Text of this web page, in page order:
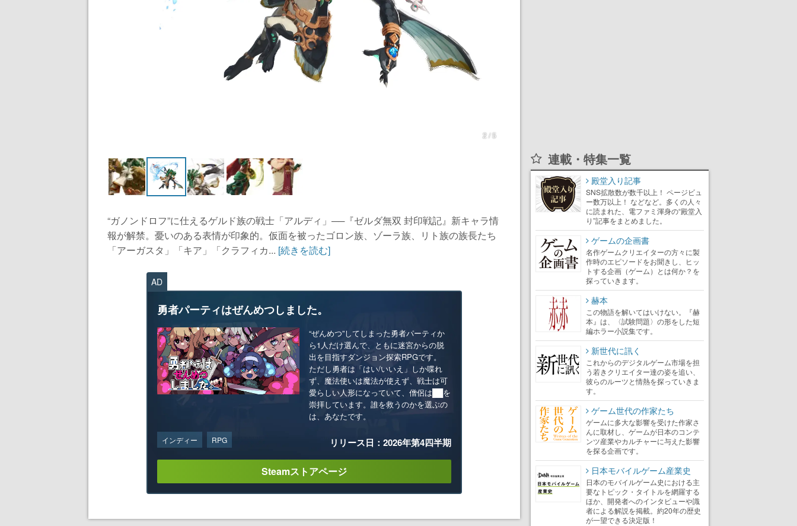
2 / 5
“ガノンドロフ”に仕えるゲルド族の戦士「アルディ」──『ゼルダ無双 封印戦記』新キャラ情
報が解禁。憂いのある表情が印象的。仮面を被ったゴロン族、ゾーラ族、リト族の族長たち
「アーガスタ」「キア」「クラフィカ... [続きを読む]
AD
勇者パーティはぜんめつしました。
“ぜんめつ”してしまった勇者パーティか
ら1人だけ選んで、ともに迷宮からの脱
出を目指すダンジョン探索RPGです。
ただし勇者は「はい/いいえ」しか喋れ
ず、魔法使いは魔法が使えず、戦士は可
愛らしい人形になっていて、僧侶は██を
崇拝しています。誰を救うのかを選ぶの
は、あなたです。
インディー RPG リリース日：2026年第4四半期
Steamストアページ
連載・特集一覧
殿堂入り記事
SNS拡散数が数千以上！ ページビュ
ー数万以上！ などなど。多くの人々
に読まれた、電ファミ渾身の“殿堂入
り”記事をまとめました。
ゲームの企画書
名作ゲームクリエイターの方々に製
作時のエピソードをお聞きし、ヒッ
トする企画（ゲーム）とは何か？を
探っていきます。
赫本
この物語を解いてはいけない。『赫
本』は、〈試験問題〉の形をした短
編ホラー小説集です。
新世代に訊く
これからのデジタルゲーム市場を担
う若きクリエイター達の姿を追い、
彼らのルーツと情熱を探っていきま
す。
ゲーム世代の作家たち
ゲームに多大な影響を受けた作家さ
んに取材し、ゲームが日本のコンテ
ンツ産業やカルチャーに与えた影響
を探る企画です。
日本モバイルゲーム産業史
日本のモバイルゲーム史における主
要なトピック・タイトルを網羅する
ほか、開発者へのインタビューや識
者による解説を掲載。約20年の歴史
が一望できる決定版！